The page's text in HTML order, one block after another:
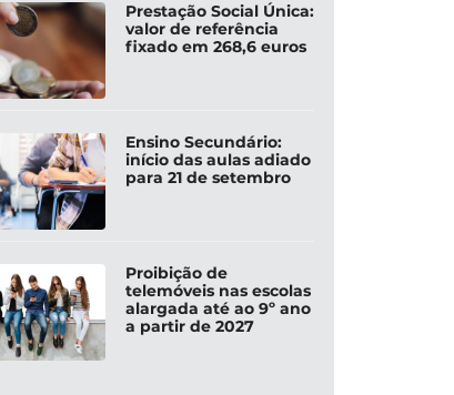
Prestação Social Única:
valor de referência
fixado em 268,6 euros
Ensino Secundário:
início das aulas adiado
para 21 de setembro
Proibição de
telemóveis nas escolas
alargada até ao 9º ano
a partir de 2027